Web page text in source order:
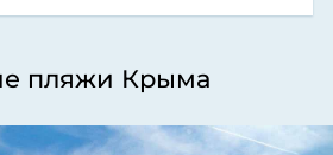
пляжи Крыма